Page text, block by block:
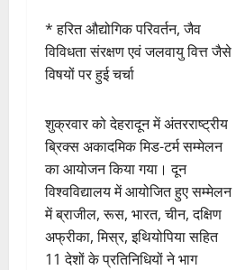
* हरित औद्योगिक परिवर्तन, जैव
विविधता संरक्षण एवं जलवायु वित्त जैसे
विषयों पर हुई चर्चा
शुक्रवार को देहरादून में अंतरराष्ट्रीय
ब्रिक्स अकादमिक मिड-टर्म सम्मेलन
का आयोजन किया गया। दून
विश्वविद्यालय में आयोजित हुए सम्मेलन
में ब्राजील, रूस, भारत, चीन, दक्षिण
अफ्रीका, मिस्र, इथियोपिया सहित
11 देशों के प्रतिनिधियों ने भाग